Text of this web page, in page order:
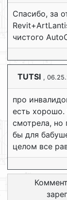
Спасибо, за
чистого
TUTSI ,
про
есть хорошо.
смотрела, но
бы для
целом все